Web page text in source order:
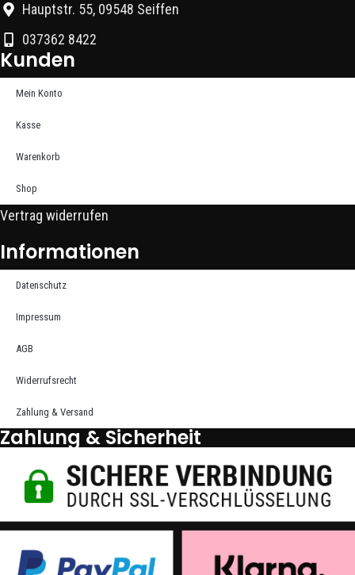
Hauptstr. 55, 09548 Seiffen
037362 8422
Kunden
Mein Konto
Kasse
Warenkorb
Shop
Vertrag widerrufen
Informationen
Datenschutz
Impressum
AGB
Widerrufsrecht
Zahlung & Versand
Zahlung & Sicherheit